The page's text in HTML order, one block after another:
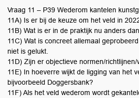
Vraag 11 – P39 Wederom kantelen
11A) Is er bij de keuze om het veld in
11B) Wat is er in de praktijk nu anders
11C) Wat is concreet allemaal
niet is gelukt.
11D) Zijn er objectieve normen/
11E) In hoeverre wijkt de ligging van het
bijvoorbeeld Doggersbank?
11F) Als het veld wederom wordt